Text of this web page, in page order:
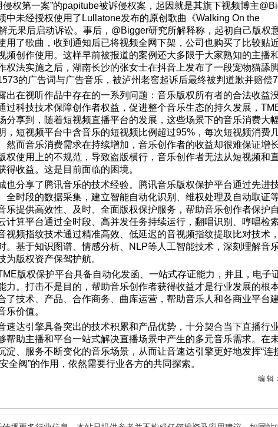
侵权第一案”的papitube被诉侵权案，起因就是其旗下视频博主
中未经授权使用了Lullatone发布的原创歌曲《Walking On the
无果后启动诉讼。事后，@Bigger研究所解释称，起初自己版权
用了歌曲，收到通知后已将视频全网下架，公司也购买了比较贴
频创作使用。这样早前被报道的案例还大多限于大家熟知的主播
权法实施之后，湖南长沙的张女士在抖音上发布了一段宠物猫舔
的广告词与广告音乐，被泸州老窖起诉后最终被判道歉并赔偿7
出在视听作品中存在的一系列问题：音乐版权所有者的合法收益
过科技技术保障创作者权益，促进整个音乐生态的持久发展，
分享到，随着短视频直播平台的发展，这些场景下的音乐消费大
，短视频平台中含音乐的短视频比例超过95%，每次短视频消费
然而音乐消费需求在持续增加，音乐创作者的收益却很难保证增
权使用上的不规范，导致盗版横行，音乐创作者无法从短视频和
得收益。这是目前面临的困境。
也分享了腾讯音乐的技术经验。腾讯音乐版权保护平台通过先进
全时段的数据采集，建立智能自动化识别、维权处理及自动取证
乐提供高效性、及时、全面版权保护服务，帮助音乐创作者保护
计算平台通过全时段、高并发任务持续运行，翻唱识别、哼唱检
视频指纹技术通过精准高效、低延迟的音视频指纹提取比对技术
。基于知识图谱、情感分析、NLP等人工智能技术，深刻理解音
为版权资产保驾护航。
版权保护平台具备自动化发函、一站式存证能力，并且，电子
力。打击不是目的，帮助音乐创作者获得收益才是行业发展的根
了技术、产品、合作商务、曲库运营，帮助音乐人和各商业平台
乐价值。
速达引擎具备突出的技术积累和产品优势，十分契合当下直播行
帮助主播和平台一站式解决直播场景中产生的多元音乐需求。在
淀、服务不断变化的音乐场景，从而让音速达引擎更好地发挥“连
安全阀”的作用，依然需要行业各方的共同探索。
编 辑